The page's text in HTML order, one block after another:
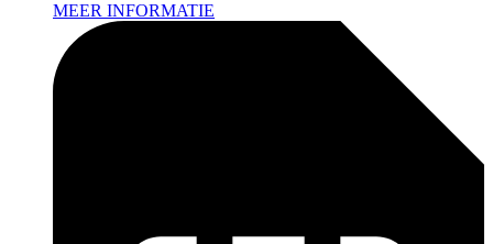
MEER INFORMATIE